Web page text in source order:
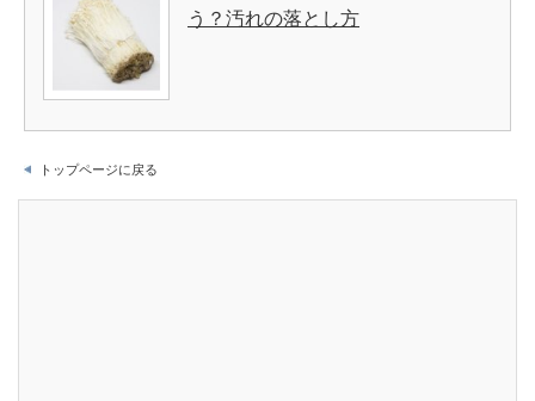
う？汚れの落とし方
トップページに戻る